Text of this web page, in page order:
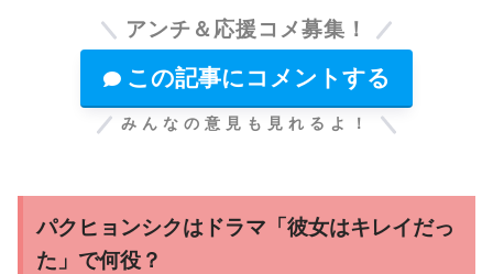
アンチ＆応援コメ募集！
この記事にコメントする
みんなの意見も見れるよ！
パクヒョンシクはドラマ「彼女はキレイだっ
た」で何役？